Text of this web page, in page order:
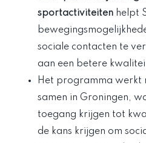
sportactiviteiten helpt
sociale contacten te
aan een betere
Het programma werkt
samen in Groningen,
toegang krijgen tot
de kans krijgen om